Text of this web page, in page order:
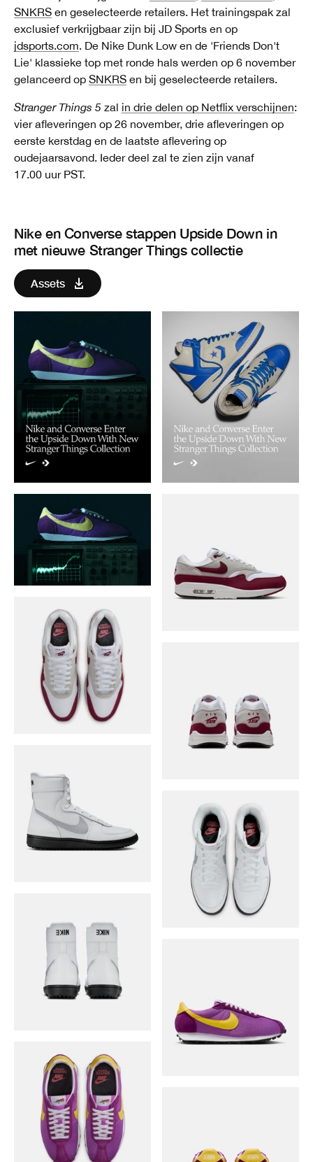
SNKRS en geselecteerde retailers. Het trainingspak zal
exclusief verkrijgbaar zijn bij JD Sports en op
jdsports.com. De Nike Dunk Low en de 'Friends Don't
Lie' klassieke top met ronde hals werden op 6 november
gelanceerd op SNKRS en bij geselecteerde retailers.
Stranger Things 5 zal in drie delen op Netflix verschijnen:
vier afleveringen op 26 november, drie afleveringen op
eerste kerstdag en de laatste aflevering op
oudejaarsavond. Ieder deel zal te zien zijn vanaf
17.00 uur PST.
Nike en Converse stappen Upside Down in
met nieuwe Stranger Things collectie
Assets